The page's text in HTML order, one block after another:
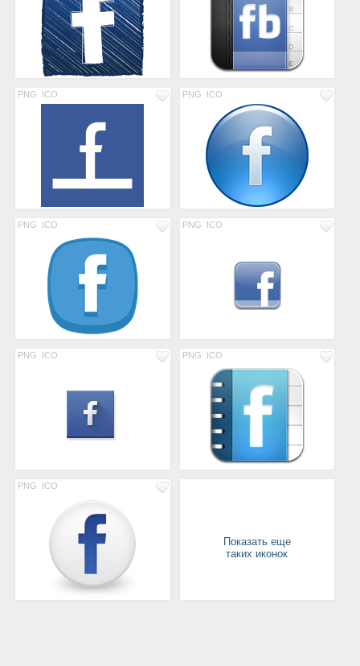
PNG ICO PNG ICO
PNG ICO PNG ICO
PNG ICO PNG ICO
PNG ICO
Показать еще
таких иконок